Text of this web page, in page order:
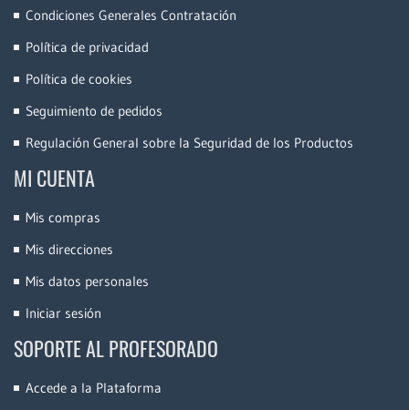
Condiciones Generales Contratación
Política de privacidad
Política de cookies
Seguimiento de pedidos
Regulación General sobre la Seguridad de los Productos
MI CUENTA
Mis compras
Mis direcciones
Mis datos personales
Iniciar sesión
SOPORTE AL PROFESORADO
Accede a la Plataforma